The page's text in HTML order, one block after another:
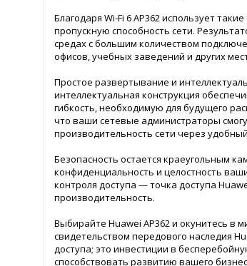
Благодаря Wi-Fi 6 AP362 использует
пропускную способность сети.
средах с большим количеством
офисов, учебных заведений и других
Простое развертывание и
интеллектуальная конструкция
гибкость, необходимую для будущего
что ваши сетевые администраторы
производительность сети через
Безопасность остается краеугольным
конфиденциальность и целостность
контроля доступа — точка доступа
производительность.
Выбирайте Huawei AP362 и окунитесь в
свидетельством передового наследия
доступа; это инвестиции в
способствовать развитию вашего